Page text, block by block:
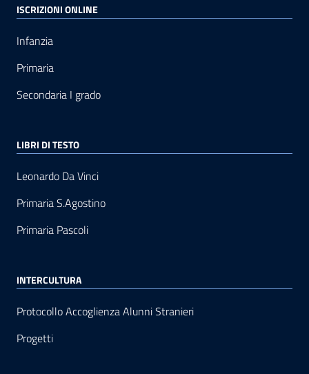
ISCRIZIONI ONLINE
Infanzia
Primaria
Secondaria I grado
LIBRI DI TESTO
Leonardo Da Vinci
Primaria S.Agostino
Primaria Pascoli
INTERCULTURA
Protocollo Accoglienza Alunni Stranieri
Progetti